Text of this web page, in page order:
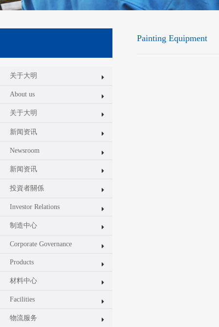
关于大明
About us
关于大明
新闻资讯
Newsroom
新闻资讯
投資者關係
Investor Relations
制造中心
Corporate Governance
Products
材料中心
Facilities
物流服务
Painting Equipment